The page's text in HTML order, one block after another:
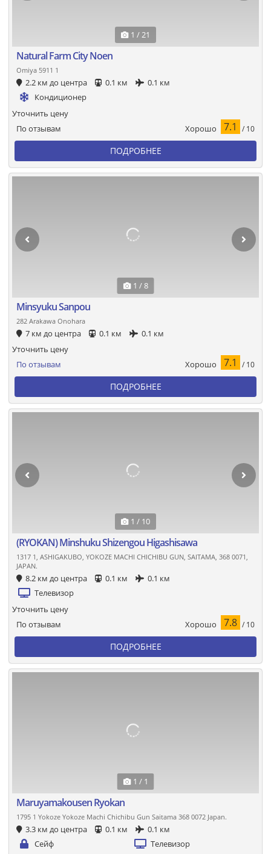
1 / 21
Natural Farm City Noen
Omiya 5911 1
2.2 км до центра 0.1 км
0.1 км
Кондиционер
По отзывам Хорошо 7.1 / 10
Уточнить цену
ПОДРОБНЕЕ
1 / 8
Minsyuku Sanpou
282 Arakawa Onohara
7 км до центра 0.1 км 0.1 км
По отзывам Хорошо 7.1 / 10
Уточнить цену
ПОДРОБНЕЕ
1 / 10
(RYOKAN) Minshuku Shizengou Higashisawa
1317 1, ASHIGAKUBO, YOKOZE MACHI CHICHIBU GUN, SAITAMA, 368 0071,
JAPAN.
8.2 км до центра 0.1 км
0.1 км
Телевизор
По отзывам Хорошо 7.8 / 10
Уточнить цену
ПОДРОБНЕЕ
1 / 1
Maruyamakousen Ryokan
1795 1 Yokoze Yokoze Machi Chichibu Gun Saitama 368 0072 Japan.
3.3 км до центра 0.1 км
0.1 км
Сейф
Телевизор